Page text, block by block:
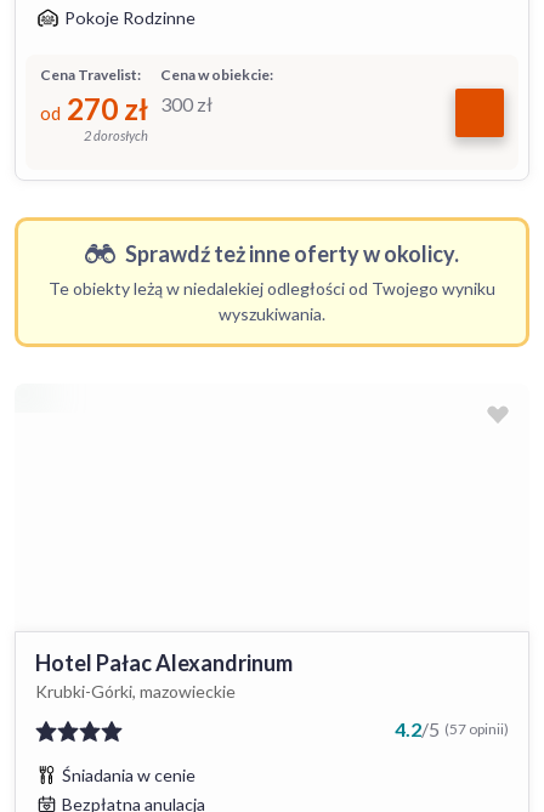
Pokoje Rodzinne
Cena w obiekcie:
300 zł
Cena Travelist:
od 270 zł
2 dorosłych
Sprawdź też inne oferty w okolicy.
Te obiekty leżą w niedalekiej odległości od Twojego wyniku
wyszukiwania.
Hotel Pałac Alexandrinum
Krubki-Górki, mazowieckie
4.2/5 (57 opinii)
Śniadania w cenie
Bezpłatna anulacja